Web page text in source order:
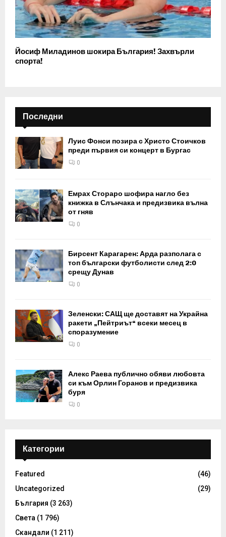
Йосиф Миладинов шокира България! Захвърли
спорта!
Последни
Луис Фонси позира с Христо Стоичков
преди първия си концерт в Бургас
0
Емрах Стораро шофира нагло без
книжка в Слънчака и предизвика вълна
от гняв
0
Бирсент Карагарен: Арда разполага с
топ български футболисти след 2:0
срещу Дунав
0
Зеленски: САЩ ще доставят на Украйна
ракети „Пейтриът“ всеки месец в
споразумение
0
Алекс Раева публично обяви любовта
си към Орлин Горанов и предизвика
буря
0
Категории
Featured
(46)
Uncategorized
(29)
България (3 263)
Света (1 796)
Скандали (1 211)